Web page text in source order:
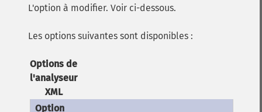
L'option à modifier. Voir ci-dessous.
Les options suivantes sont disponibles :
Options de
l'analyseur
XML